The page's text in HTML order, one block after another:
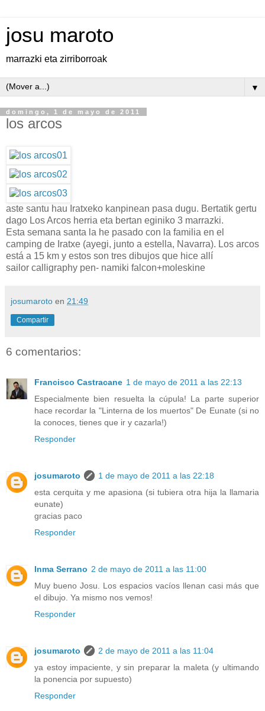
josu maroto
marrazki eta zirriborroak
▼
domingo, 1 de mayo de 2011
los arcos
aste santu hau Iratxeko kanpinean pasa dugu. Bertatik gertu
dago Los Arcos herria eta bertan eginiko 3 marrazki.
Esta semana santa la he pasado con la familia en el
camping de Iratxe (ayegi, junto a estella, Navarra). Los arcos
está a 15 km y estos son tres dibujos que hice allí
sailor calligraphy pen- namiki falcon+moleskine
josumaroto en 21:49
Compartir
6 comentarios:
Francisco Castracane 1 de mayo de 2011 a las 22:13
Especialmente bien resuelta la cúpula! La parte superior
hace recordar la "Linterna de los muertos" De Eunate (si no
la conoces, tienes que ir y cazarla!)
Responder
josumaroto
1 de mayo de 2011 a las 22:18
esta cerquita y me apasiona (si tubiera otra hija la llamaria
eunate)
gracias paco
Responder
Inma Serrano 2 de mayo de 2011 a las 11:00
Muy bueno Josu. Los espacios vacíos llenan casi más que
el dibujo. Ya mismo nos vemos!
Responder
josumaroto
2 de mayo de 2011 a las 11:04
ya estoy impaciente, y sin preparar la maleta (y ultimando
la ponencia por supuesto)
Responder